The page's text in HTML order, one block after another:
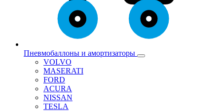
Пневмобаллоны и амортизаторы
VOLVO
MASERATI
FORD
ACURA
NISSAN
TESLA